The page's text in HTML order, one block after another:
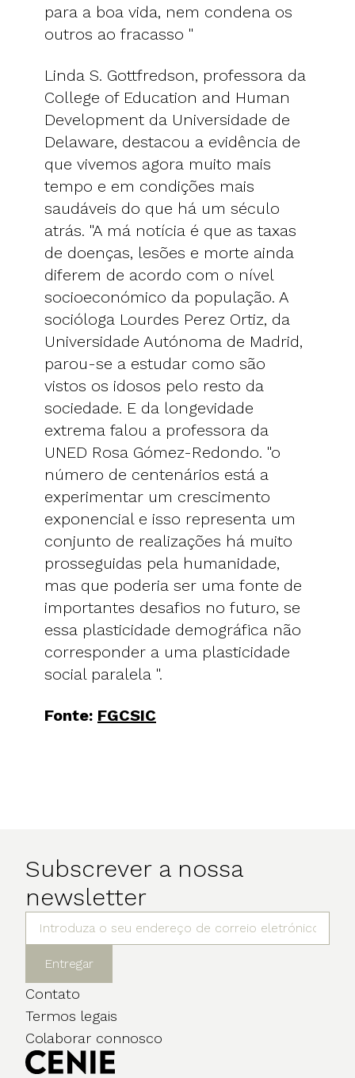
para a boa vida, nem condena os
outros ao fracasso "
Linda S. Gottfredson, professora da
College of Education and Human
Development da Universidade de
Delaware, destacou a evidência de
que vivemos agora muito mais
tempo e em condições mais
saudáveis ​​do que há um século
atrás. "A má notícia é que as taxas
de doenças, lesões e morte ainda
diferem de acordo com o nível
socioeconómico da população. A
socióloga Lourdes Perez Ortiz, da
Universidade Autónoma de Madrid,
parou-se a estudar como são
vistos os idosos pelo resto da
sociedade. E da longevidade
extrema falou a professora da
UNED Rosa Gómez-Redondo. "o
número de centenários está a
experimentar um crescimento
exponencial e isso representa um
conjunto de realizações há muito
prosseguidas pela humanidade,
mas que poderia ser uma fonte de
importantes desafios no futuro, se
essa plasticidade demográfica não
corresponder a uma plasticidade
social paralela ".
Fonte: FGCSIC
Subscrever a nossa
newsletter
Entregar
Contato
Termos legais
Colaborar connosco